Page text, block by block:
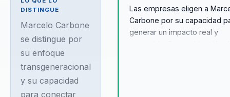
de experiencia,
Marcelo ha dedicado
su carrera a la gestión
de calidad, innovación
organizacional y el
desarrollo del mindset
DISTINGUE
Marcelo Carbone
se distingue por
su enfoque
transgeneracional
y su capacidad
para conectar
Las empresas eligen a
Carbone por su capacidad
generar un impacto real y